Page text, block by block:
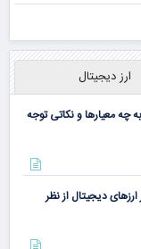
ارز دیجیتال
معیارها و نکاتی توجه
دیجیتال از نظر